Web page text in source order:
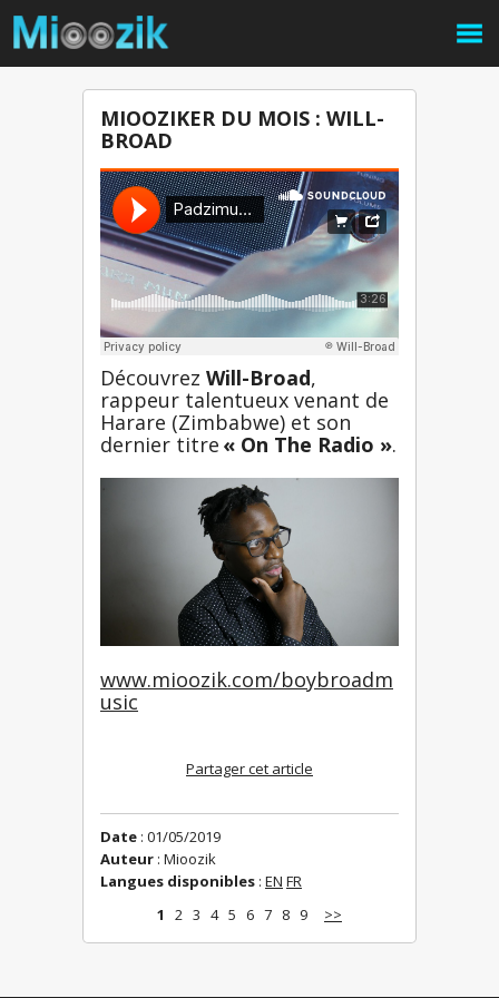
MIOOZIKER DU MOIS : WILL-
BROAD
Découvrez Will-Broad
rappeur talentueux venant de
Harare (Zimbabwe) et son
dernier titre « On The Radio ».
www.mioozik.com/boybroadm
usic
Partager cet article
Date : 01/05/2019
Auteur : Mioozik
Langues disponibles : EN FR
1
2 3 4 5 6 7 8 9 >>